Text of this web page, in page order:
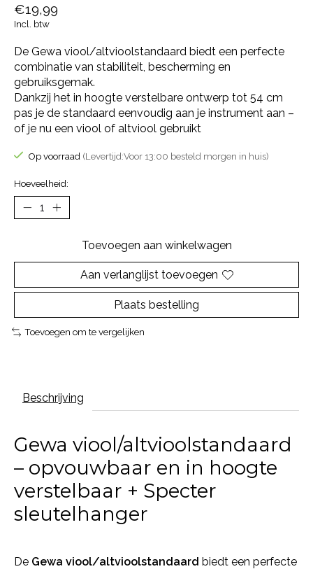
€19,99
Incl. btw
De Gewa viool/altvioolstandaard biedt een perfecte
combinatie van stabiliteit, bescherming en
gebruiksgemak.
Dankzij het in hoogte verstelbare ontwerp tot 54 cm
pas je de standaard eenvoudig aan je instrument aan –
of je nu een viool of altviool gebruikt
Op voorraad (Levertijd:Voor 13:00 besteld morgen in huis)
Hoeveelheid:
Toevoegen aan winkelwagen
Aan verlanglijst toevoegen
Plaats bestelling
Toevoegen om te vergelijken
Beschrijving
Gewa viool/altvioolstandaard
– opvouwbaar en in hoogte
verstelbaar + Specter
sleutelhanger
De Gewa viool/altvioolstandaard biedt een perfecte